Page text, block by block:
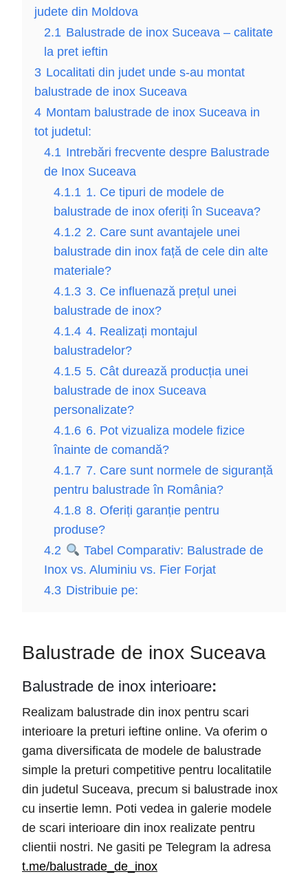
judete din Moldova
2.1 Balustrade de inox Suceava – calitate
la pret ieftin
3 Localitati din judet unde s-au montat
balustrade de inox Suceava
4 Montam balustrade de inox Suceava in
tot judetul:
4.1 Intrebări frecvente despre Balustrade
de Inox Suceava
4.1.1 1. Ce tipuri de modele de
balustrade de inox oferiți în Suceava?
4.1.2 2. Care sunt avantajele unei
balustrade din inox față de cele din alte
materiale?
4.1.3 3. Ce influenază prețul unei
balustrade de inox?
4.1.4 4. Realizați montajul
balustradelor?
4.1.5 5. Cât durează producția unei
balustrade de inox Suceava
personalizate?
4.1.6 6. Pot vizualiza modele fizice
înainte de comandă?
4.1.7 7. Care sunt normele de siguranță
pentru balustrade în România?
4.1.8 8. Oferiți garanție pentru
produse?
4.2
Tabel Comparativ: Balustrade de
Inox vs. Aluminiu vs. Fier Forjat
4.3 Distribuie pe:
Balustrade de inox Suceava
Balustrade de inox interioare:
Realizam balustrade din inox pentru scari
interioare la preturi ieftine online. Va oferim o
gama diversificata de modele de balustrade
simple la preturi competitive pentru localitatile
din judetul Suceava, precum si balustrade inox
cu insertie lemn. Poti vedea in galerie modele
de scari interioare din inox realizate pentru
clientii nostri. Ne gasiti pe Telegram la adresa
t.me/balustrade_de_inox